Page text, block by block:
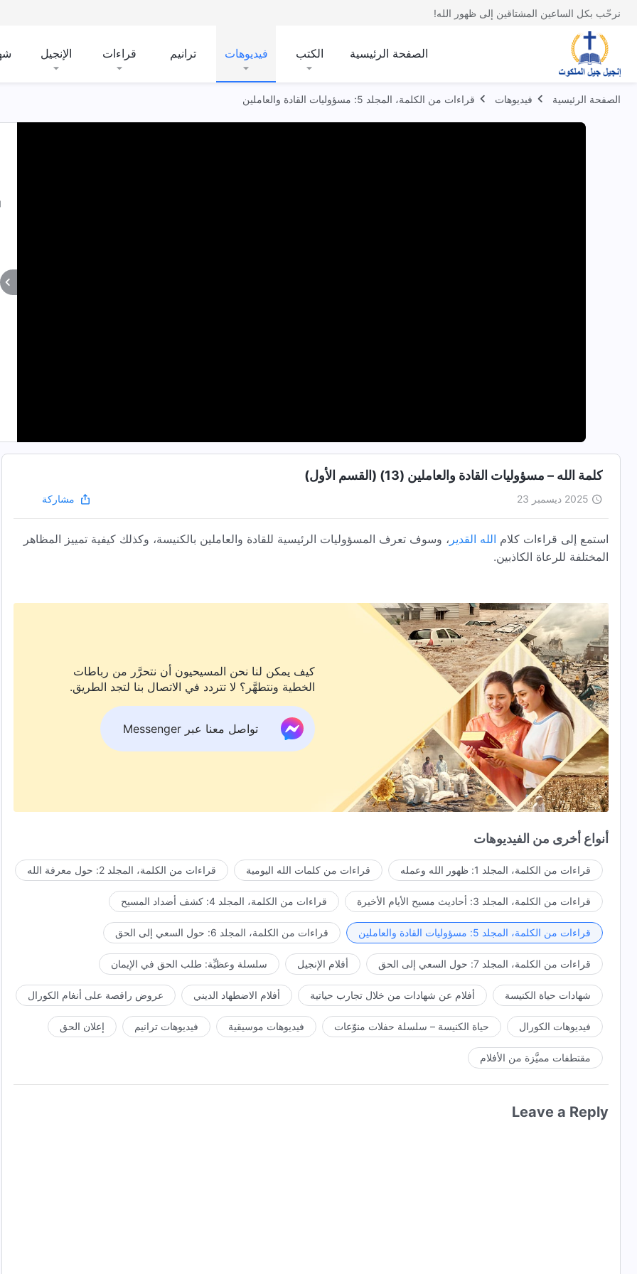
نرحّب بكل الساعين المشتاقين إلى ظهور الله!
الصفحة الرئيسية الكتب فيديوهات ترانيم قراءات الإنجيل
الصفحة الرئيسية فيديوهات قراءات من الكلمة، المجلد 5: مسؤوليات القادة والعاملين
كلمة الله – مسؤوليات القادة والعاملين (13) (القسم الأول)
2025 ديسمبر 23 مشاركة
استمع إلى قراءات كلام الله القدير ، وسوف تعرف المسؤوليات الرئيسية للقادة والعاملين بالكنيسة، وكذلك كيفية تمييز المظاهر
المختلفة للرعاة الكاذبين.
كيف يمكن لنا نحن المسيحيون أن نتحرَّر من رباطات
الخطية ونتطهَّر؟ لا تتردد في الاتصال بنا لتجد الطريق.
تواصل معنا عبر Messenger
أنواع أخرى من الفيديوهات
قراءات من الكلمة، المجلد 1: ظهور الله وعمله قراءات من كلمات الله اليومية قراءات من الكلمة، المجلد 2: حول معرفة الله
قراءات من الكلمة، المجلد 3: أحاديث مسيح الأيام الأخيرة قراءات من الكلمة، المجلد 4: كشف أضداد المسيح
قراءات من الكلمة، المجلد 5: مسؤوليات القادة والعاملين قراءات من الكلمة، المجلد 6: حول السعي إلى الحق
قراءات من الكلمة، المجلد 7: حول السعي إلى الحق أفلام الإنجيل سلسلة وعظيِّة: طلب الحق في الإيمان
شهادات حياة الكنيسة أفلام عن شهادات من خلال تجارب حياتية أفلام الاضطهاد الديني عروض راقصة على أنغام الكورال
فيديوهات الكورال حياة الكنيسة – سلسلة حفلات منوّعات فيديوهات موسيقية فيديوهات ترانيم إعلان الحق
مقتطفات مميَّزة من الأفلام
Leave a Reply